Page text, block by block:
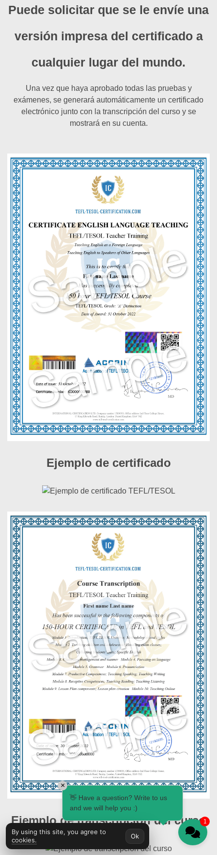
Puede solicitar que se le envíe una
versión impresa del certificado a
cualquier lugar del mundo.
Una vez que haya aprobado todas las pruebas y
exámenes, se generará automáticamente un certificado
electrónico junto con la transcripción del curso y se
mostrará en su cuenta.
Ejemplo de certificado
Ejemplo de transcripción del curso1
×
👋 Have a question? Write to us
and we will help you :)
By using this site, you agree to
cookies.
Ok